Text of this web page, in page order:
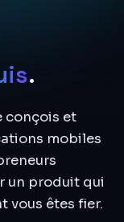
.
conçois et
mobiles
un produit qui
vous êtes fier.